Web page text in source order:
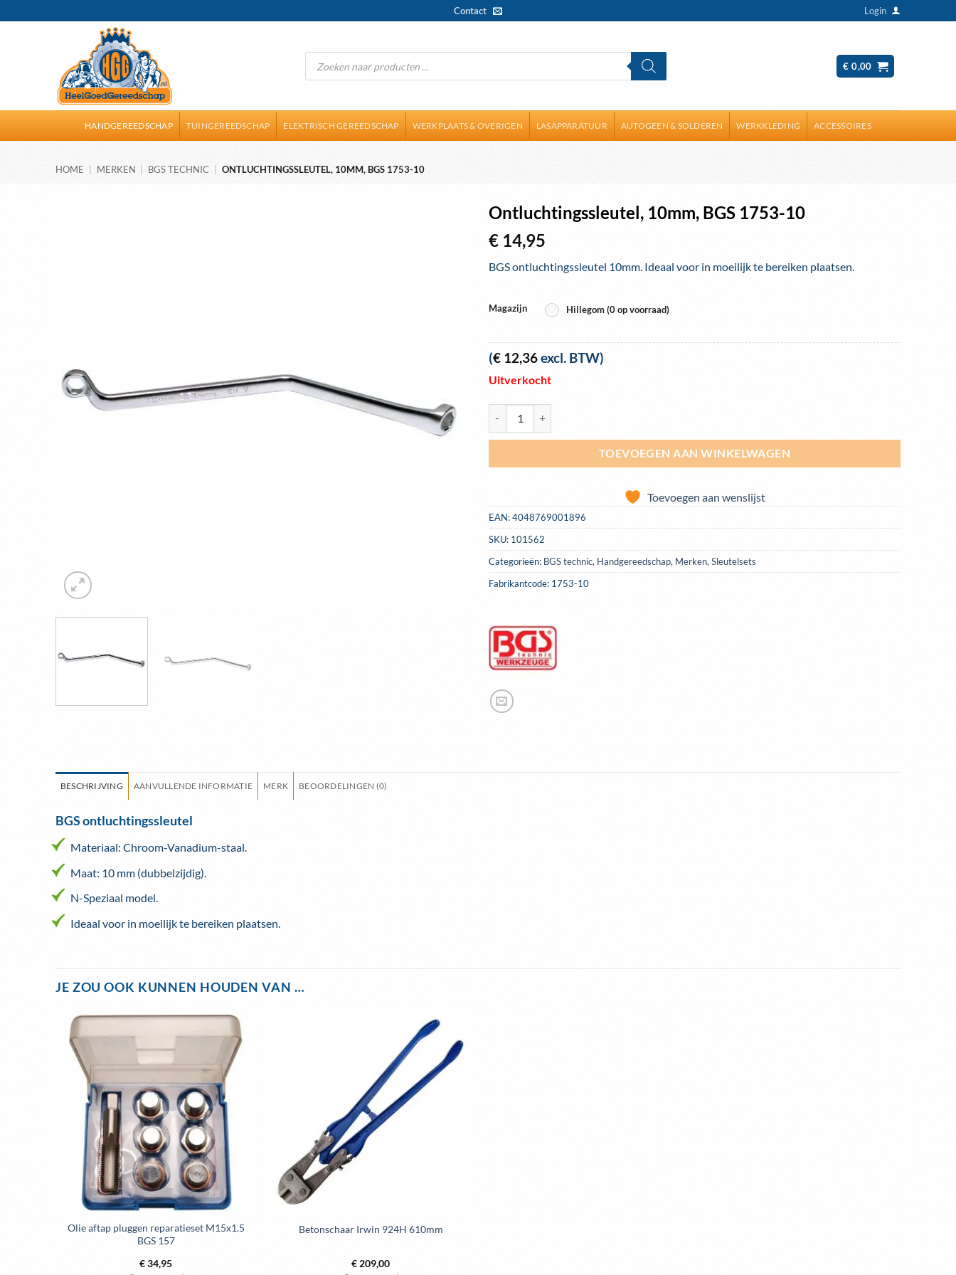
naar
Contact Login
Producten
zoeken
€ 0,00
HANDGEREEDSCHAP TUINGEREEDSCHAP ELEKTRISCH GEREEDSCHAP WERKPLAATS & OVERIGEN LASAPPARATUUR AUTOGEEN & SOLDEREN WERKKLEDING ACCESSOIRES
HOME | MERKEN | BGS TECHNIC | ONTLUCHTINGSSLEUTEL, 10MM, BGS 1753-10
Ontluchtingssleutel, 10mm, BGS 1753-10
€ 14,95
BGS ontluchtingssleutel 10mm. Ideaal voor in moeilijk te bereiken plaatsen.
Magazijn Hillegom (0 op voorraad)
(€ 12,36excl. BTW)
Uitverkocht
TOEVOEGEN AAN WINKELWAGEN
Toevoegen aan wenslijst
EAN:4048769001896
SKU: 101562
Categorieën: BGS technic, Handgereedschap, Merken, Sleutelsets
Fabrikantcode: 1753-10
BESCHRIJVING AANVULLENDE INFORMATIE MERK BEOORDELINGEN (0)
BGS ontluchtingssleutel
Materiaal: Chroom-Vanadium-staal.
Maat: 10 mm (dubbelzijdig).
N-Speziaal model.
Ideaal voor in moeilijk te bereiken plaatsen.
JE ZOU OOK KUNNEN HOUDEN VAN …
Toevoegen
aan
wenslijst
Olie aftap pluggen reparatieset M15x1.5
BGS 157
€34,95
Toevoegen
aan
wenslijst
Betonschaar Irwin 924H 610mm
€ 209,00